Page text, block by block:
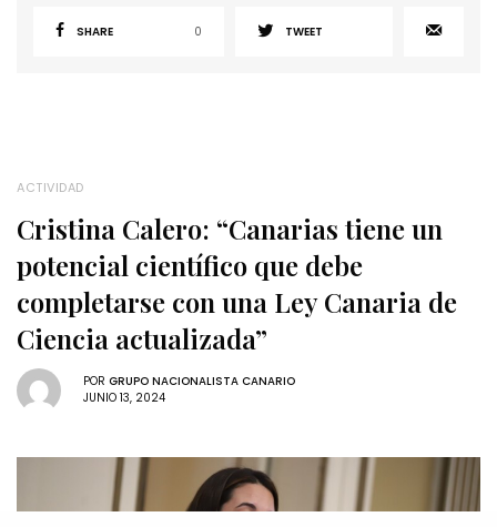
SHARE 0 TWEET
ACTIVIDAD
Cristina Calero: “Canarias tiene un
potencial científico que debe
completarse con una Ley Canaria de
Ciencia actualizada”
POR GRUPO NACIONALISTA CANARIO
JUNIO 13, 2024